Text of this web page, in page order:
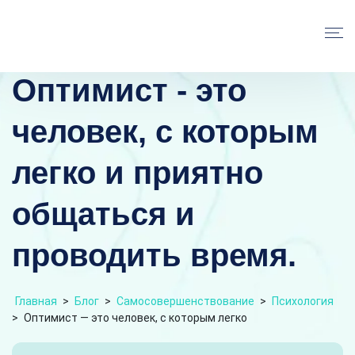
Оптимист - это
человек, с которым
легко и приятно
общаться и
проводить время.
Главная > Блог > Самосовершенствование >
Психология
> Оптимист — это человек, с которым легко